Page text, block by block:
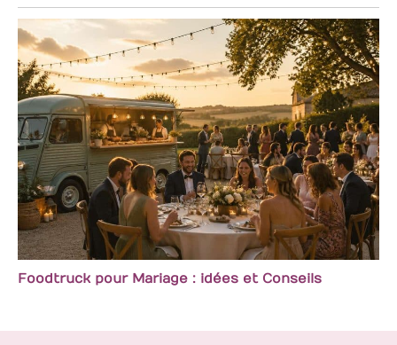
Foodtruck pour Mariage : idées et Conseils